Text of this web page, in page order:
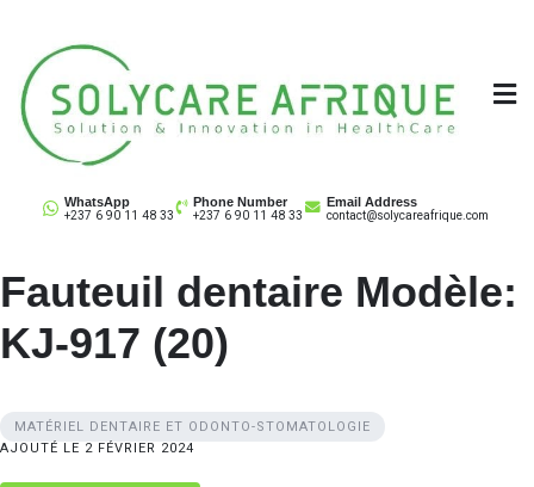
content
Solycare Afrique
Matériel & équipement médical au Cameroun
WhatsApp
+237 6 90 11 48 33
Phone Number
+237 6 90 11 48 33
Email Address
contact@solycareafrique.com
Fauteuil dentaire Modèle:
KJ-917 (20)
MATÉRIEL DENTAIRE ET ODONTO-STOMATOLOGIE
AJOUTÉ LE 2 FÉVRIER 2024